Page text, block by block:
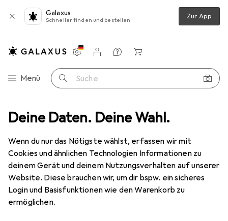
Deine Daten. Deine Wahl.
Wenn du nur das Nötigste wählst, erfassen wir mit
Cookies und ähnlichen Technologien Informationen zu
deinem Gerät und deinem Nutzungsverhalten auf unserer
Website. Diese brauchen wir, um dir bspw. ein sicheres
Login und Basisfunktionen wie den Warenkorb zu
ermöglichen.
Galaxus
Schneller finden und bestellen Zur App
Navigation nach Kategorien
Menü Suche
Einstellungen
Kundenkonto
Vergleichslisten
Merklisten
Warenkorb
BMI WW m. Kopf-, Horizontal und Vertikal 692 SUPERTORPEDO
2 Bilder
BMI WW m. Kopf-, Horizontal und
Vertikal 692 SUPERTORPEDO
EUR
76,22